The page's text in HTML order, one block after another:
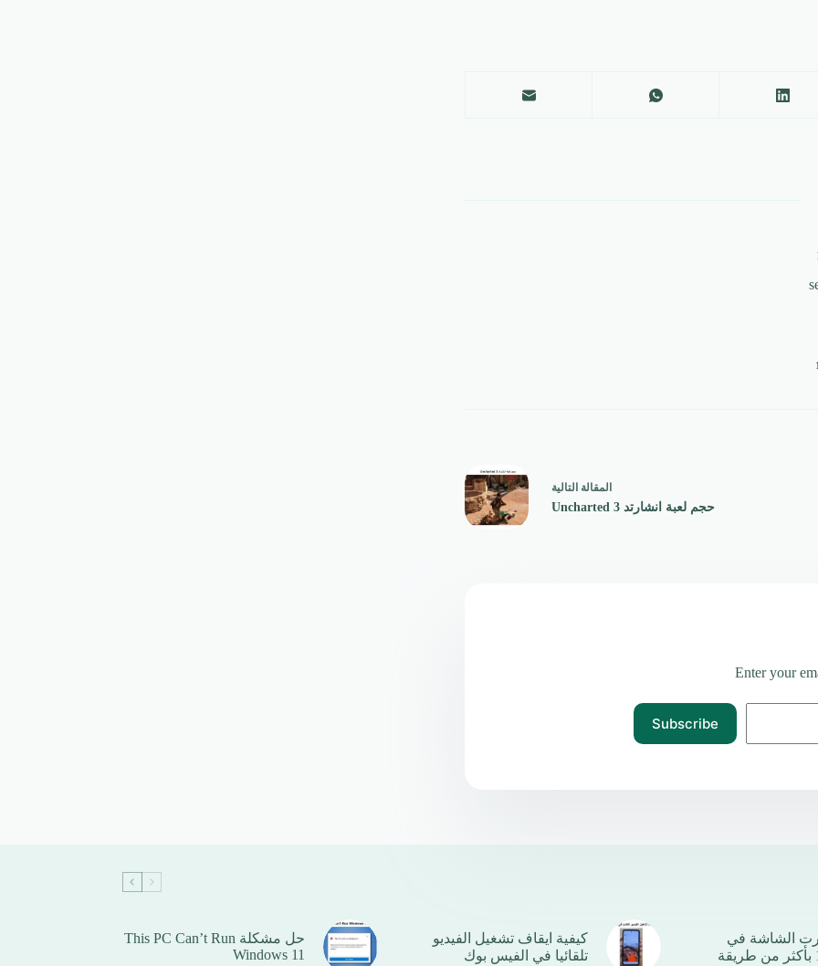
المقالة التالية
حجم لعبة انشارتد 3 Uncharted
Enter your
Subscribe
الشاشة في
كيفية ايقاف تشغيل الفيديو
تلقائيا في الفيس بوك
حل مشكلة This PC Can’t Run
Windows 11